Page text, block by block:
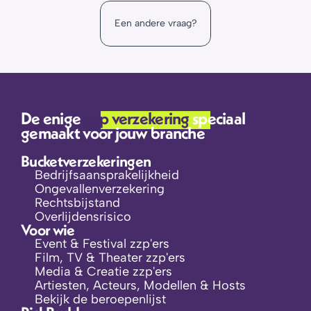
beroepenpagina
portal omgeving
Een andere vraag?
De enige zzp verzekering speciaal
gemaakt voor jouw branche
Bucketverzekeringen
Bedrijfsaansprakelijkheid
Ongevallenverzekering
Rechtsbijstand
Overlijdensrisico
Voor wie
Event & Festival zzp'ers
Film, TV & Theater zzp'ers
Media & Creatie zzp'ers
Artiesten, Acteurs, Modellen & Hosts
Bekijk de beroepenlijst